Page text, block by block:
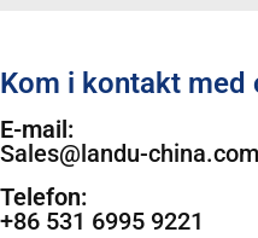
Kom i kontakt med
E-mail:
Sales@landu-china.com
Telefon:
+86 531 6995 9221